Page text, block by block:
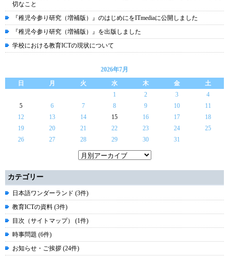
切なこと
『稚児今参り研究（増補版）』のはじめにをITmediaに公開しました
『稚児今参り研究（増補版）』を出版しました
学校における教育ICTの現状について
2026年7月
日
月 火 水 木 金
土
1
2 3
4
5
6 7 8 9 10
11
12
13 14 15 16 17
18
19
20 21 22 23 24
25
26
27 28 29 30 31
カテゴリー
日本語ワンダーランド (3件)
教育ICTの資料 (3件)
目次（サイトマップ） (1件)
時事問題 (6件)
お知らせ・ご挨拶 (24件)